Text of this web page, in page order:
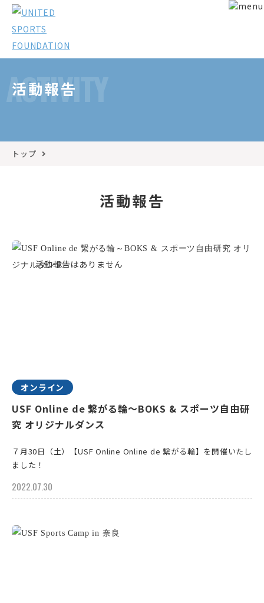
ACTIVITY
活動報告
トップ
活動報告
オンライン
USF Online de 繋がる輪～BOKS & スポーツ自由研
究 オリジナルダンス
７月30日（土）【USF Online Online de 繋がる輪】を開催いたし
ました！
2022.07.30